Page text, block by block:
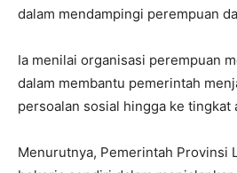
dalam mendampingi perempuan
Ia menilai organisasi perempuan
dalam membantu pemerintah
persoalan sosial hingga ke tingkat
Menurutnya, Pemerintah Provinsi